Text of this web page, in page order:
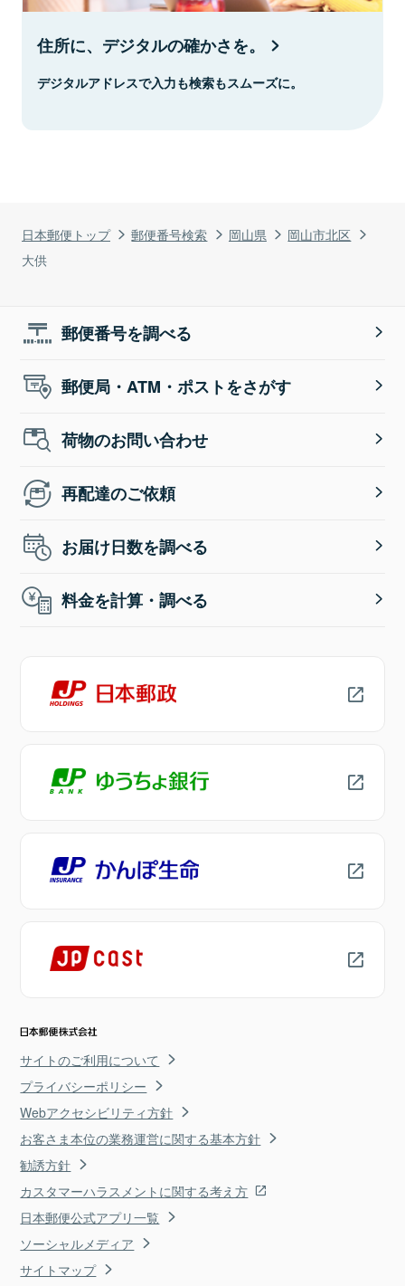
日本郵便トップ 郵便番号検索 岡山県
岡山市北区
大供
住所に、デジタルの確かさを。
デジタルアドレスで入力も検索もスムーズに。
郵便番号を調べる
郵便局・ATM・ポストをさがす
荷物のお問い合わせ
再配達のご依頼
お届け日数を調べる
料金を計算・調べる
サイトのご利用について
プライバシーポリシー
Webアクセシビリティ方針
お客さま本位の業務運営に関する基本方針
勧誘方針
カスタマーハラスメントに関する考え方
日本郵便公式アプリ一覧
ソーシャルメディア
サイトマップ